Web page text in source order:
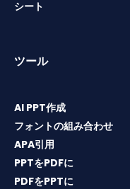
シート
ツール
AI PPT作成
フォントの組み合わせ
APA引用
PPTをPDFに
PDFをPPTに